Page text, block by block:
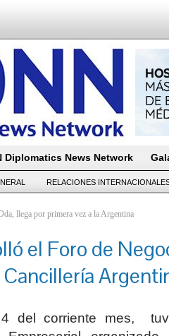
Diplomatics News Network
RELACIONES
llega por primera vez a la Argentina
el Foro de
Cancillería
del corriente mes,